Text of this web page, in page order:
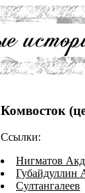
Комвосток
Ссылки:
Нигматов
Губайдуллин
Султангалеев